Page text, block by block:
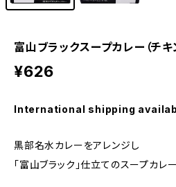
富山ブラックスープカレー（チキ
¥626
International shipping
黒部名水カレーをアレンジし
「富山ブラック」仕立てのスープカレ